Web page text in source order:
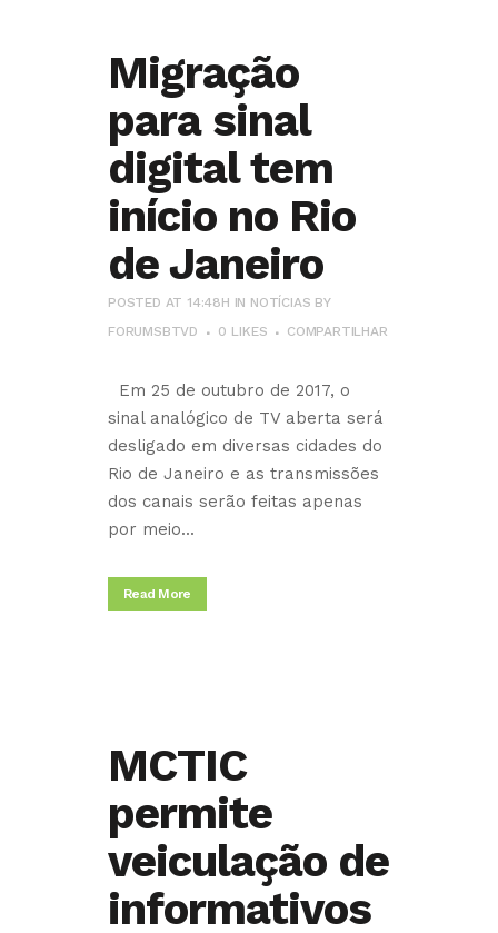
Migração
para sinal
digital tem
início no Rio
de Janeiro
POSTED AT 14:48H IN NOTÍCIAS BY
FORUMSBTVD
0 LIKES COMPARTILHAR
Em 25 de outubro de 2017, o
sinal analógico de TV aberta será
desligado em diversas cidades do
Rio de Janeiro e as transmissões
dos canais serão feitas apenas
por meio...
Read More
MCTIC
permite
veiculação de
informativos